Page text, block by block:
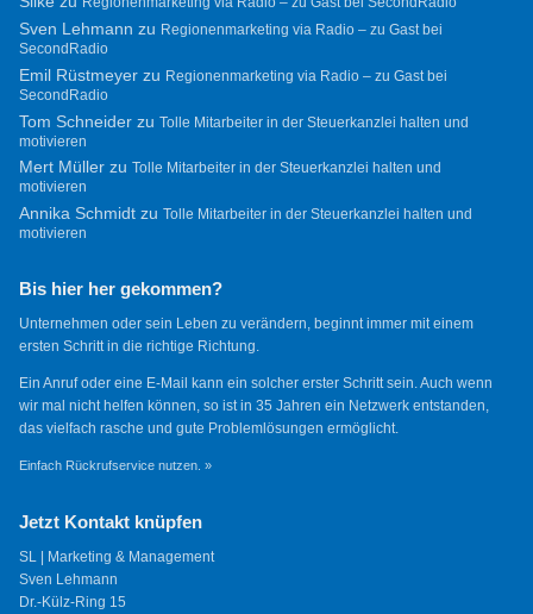
Sven Lehmann zu Regionenmarketing via Radio – zu Gast bei
SecondRadio
Emil Rüstmeyerzu Regionenmarketing via Radio – zu Gast bei
SecondRadio
Tom Schneiderzu Tolle Mitarbeiter in der Steuerkanzlei halten und
motivieren
Mert Müllerzu Tolle Mitarbeiter in der Steuerkanzlei halten und
motivieren
Annika Schmidtzu Tolle Mitarbeiter in der Steuerkanzlei halten und
motivieren
Bis hier her gekommen?
Unternehmen oder sein Leben zu verändern, beginnt immer mit einem
ersten Schritt in die richtige Richtung.
Ein Anruf oder eine E-Mail kann ein solcher erster Schritt sein. Auch wenn
wir mal nicht helfen können, so ist in 35 Jahren ein Netzwerk entstanden,
das vielfach rasche und gute Problemlösungen ermöglicht.
Einfach Rückrufservice nutzen. »
Jetzt Kontakt knüpfen
SL | Marketing & Management
Sven Lehmann
Dr.-Külz-Ring 15